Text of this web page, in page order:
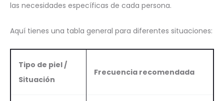
las necesidades específicas de cada persona.
Aquí tienes una tabla general para diferentes situaciones:
Tipo de piel /
Situación
Frecuencia recomendada